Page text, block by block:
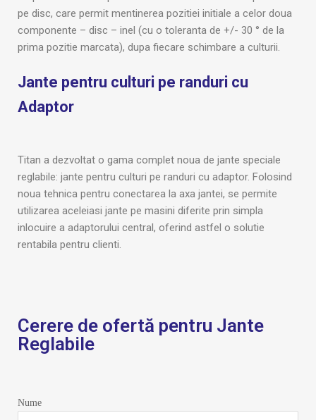
pe disc, care permit mentinerea pozitiei initiale a celor doua
componente – disc – inel (cu o toleranta de +/- 30 ° de la
prima pozitie marcata), dupa fiecare schimbare a culturii.
Jante pentru culturi pe randuri cu
Adaptor
Titan a dezvoltat o gama complet noua de jante speciale
reglabile: jante pentru culturi pe randuri cu adaptor. Folosind
noua tehnica pentru conectarea la axa jantei, se permite
utilizarea aceleiasi jante pe masini diferite prin simpla
inlocuire a adaptorului central, oferind astfel o solutie
rentabila pentru clienti.
Cerere de ofertă pentru Jante
Reglabile
Nume